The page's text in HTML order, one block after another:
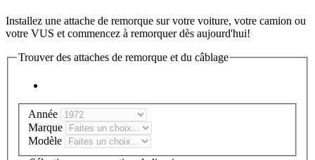
Installez une attache de remorque sur votre voiture, votre camion ou
votre VUS et commencez à remorquer dès aujourd'hui!
Trouver des attaches de remorque et du câblage
Année
Marque
Modèle